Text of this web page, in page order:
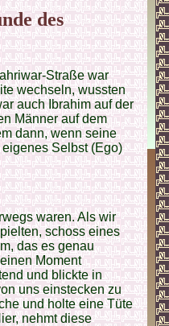
des
Straße war
wechseln, wussten
auch Ibrahim auf der
Männer auf dem
dann, wenn seine
Selbst (Ego)
waren. Als wir
schoss eines
das es genau
Moment
und blickte in
uns einstecken zu
und holte eine Tüte
nehmt diese